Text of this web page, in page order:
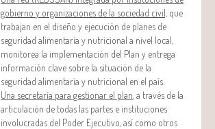
gobierno y organizaciones de la sociedad civil, que
trabajan en el diseño y ejecución de planes de
seguridad alimentaria y nutricional a nivel local,
monitorea la implementación del Plan y entrega
información clave sobre la situación de la
seguridad alimentaria y nutricional en el país.
Una secretaría para gestionar el plan , a través de la
articulación de todas las partes e instituciones
involucradas del Poder Ejecutivo, así como otros